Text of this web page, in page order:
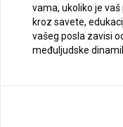
vama, ukoliko je
kroz savete,
vašeg posla zavisi
međuljudske